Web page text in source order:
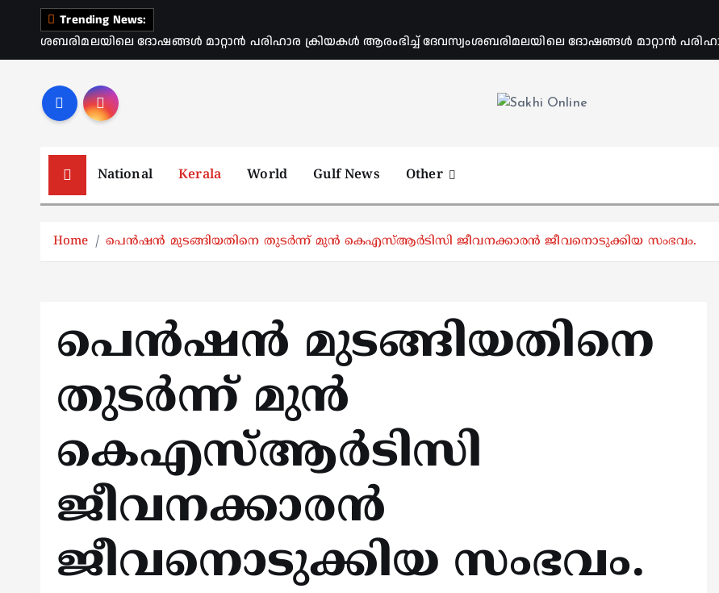
Trending News:
ശബരിമലയിലെ ദോഷങ്ങൾ മാറ്റാൻ പരിഹാര ക്രിയകൾ ആരംഭിച്ച് ദേവസ്വംശബരിമലയിലെ ദോഷങ്ങൾ മാറ്റാൻ
National Kerala World Gulf News Other
Home പെൻഷൻ മുടങ്ങിയതിനെ തുടർന്ന് മുൻ കെഎസ്ആർടിസി ജീവനക്കാരൻ ജീവനൊടുക്കിയ സംഭവം.
പെൻഷൻ മുടങ്ങിയതിനെ
തുടർന്ന് മുൻ
കെഎസ്ആർടിസി
ജീവനക്കാരൻ
ജീവനൊടുക്കിയ സംഭവം.